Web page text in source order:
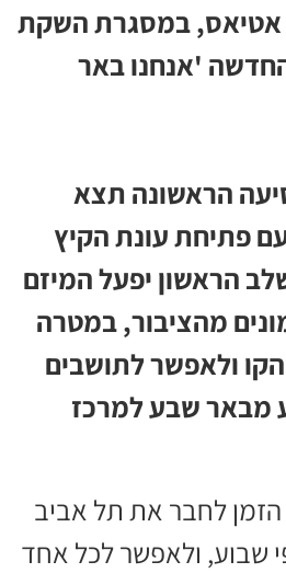
אטיאס, במסגרת השקת
'אנחנו באר
הראשונה תצא
ביוני, עם פתיחת עונת הקיץ
הראשון יפעל המיזם
מהציבור, במטרה
ולאפשר לתושבים
מבאר שבע למרכז
לחבר את תל אביב
שבוע, ולאפשר לכל אחד